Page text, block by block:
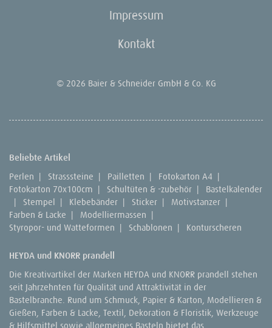
Impressum
Kontakt
© 2026 Baier & Schneider GmbH & Co. KG
Beliebte Artikel
Perlen | Strasssteine | Pailletten | Fotokarton A4 |
Fotokarton 70x100cm | Schultüten & -zubehör |
Bastelkalender
|
Stempel | Klebebänder | Sticker | Motivstanzer |
Farben & Lacke | Modelliermassen |
Styropor- und Watteformen | Schablonen | Konturscheren
HEYDA und KNORR prandell
Die Kreativartikel der Marken HEYDA und KNORR prandell stehen
seit Jahrzehnten für Qualität und Attraktivität in der
Bastelbranche. Rund um Schmuck, Papier & Karton, Modellieren &
Gießen, Farben & Lacke, Textil, Dekoration & Floristik, Werkzeuge
& Hilfsmittel sowie allgemeines Basteln bietet das